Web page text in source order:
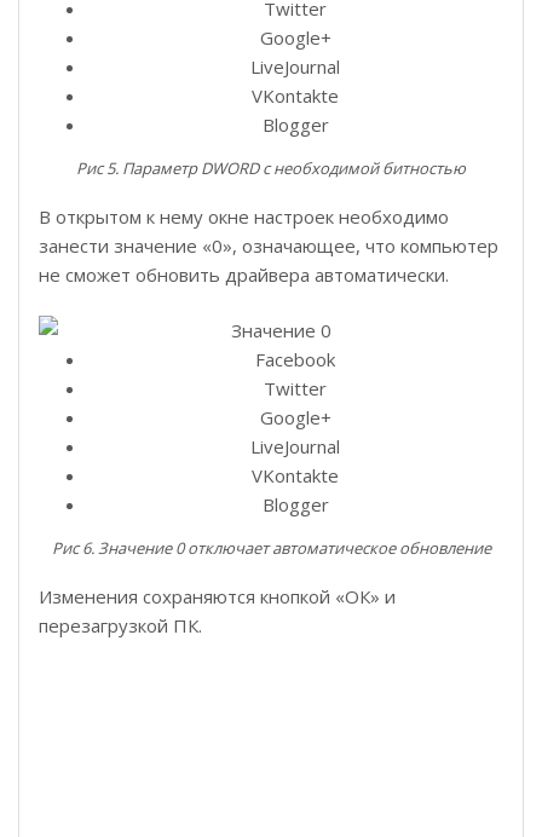
Twitter
Google+
LiveJournal
VKontakte
Blogger
Рис 5. Параметр DWORD с необходимой битностью
В открытом к нему окне настроек необходимо
занести значение «0», означающее, что компьютер
не сможет обновить драйвера автоматически.
Facebook
Twitter
Google+
LiveJournal
VKontakte
Blogger
Рис 6. Значение 0 отключает автоматическое обновление
Изменения сохраняются кнопкой «ОК» и
перезагрузкой ПК.